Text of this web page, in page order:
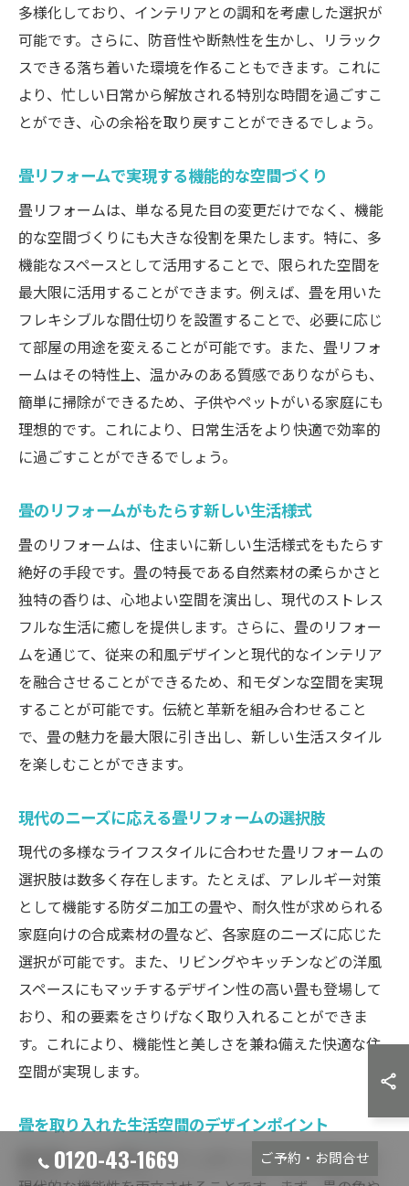
多様化しており、インテリアとの調和を考慮した選択が
可能です。さらに、防音性や断熱性を生かし、リラック
スできる落ち着いた環境を作ることもできます。これに
より、忙しい日常から解放される特別な時間を過ごすこ
とができ、心の余裕を取り戻すことができるでしょう。
畳リフォームで実現する機能的な空間づくり
畳リフォームは、単なる見た目の変更だけでなく、機能
的な空間づくりにも大きな役割を果たします。特に、多
機能なスペースとして活用することで、限られた空間を
最大限に活用することができます。例えば、畳を用いた
フレキシブルな間仕切りを設置することで、必要に応じ
て部屋の用途を変えることが可能です。また、畳リフォ
ームはその特性上、温かみのある質感でありながらも、
簡単に掃除ができるため、子供やペットがいる家庭にも
理想的です。これにより、日常生活をより快適で効率的
に過ごすことができるでしょう。
畳のリフォームがもたらす新しい生活様式
畳のリフォームは、住まいに新しい生活様式をもたらす
絶好の手段です。畳の特長である自然素材の柔らかさと
独特の香りは、心地よい空間を演出し、現代のストレス
フルな生活に癒しを提供します。さらに、畳のリフォー
ムを通じて、従来の和風デザインと現代的なインテリア
を融合させることができるため、和モダンな空間を実現
することが可能です。伝統と革新を組み合わせること
で、畳の魅力を最大限に引き出し、新しい生活スタイル
を楽しむことができます。
現代のニーズに応える畳リフォームの選択肢
現代の多様なライフスタイルに合わせた畳リフォームの
選択肢は数多く存在します。たとえば、アレルギー対策
として機能する防ダニ加工の畳や、耐久性が求められる
家庭向けの合成素材の畳など、各家庭のニーズに応じた
選択が可能です。また、リビングやキッチンなどの洋風
スペースにもマッチするデザイン性の高い畳も登場して
おり、和の要素をさりげなく取り入れることができま
す。これにより、機能性と美しさを兼ね備えた快適な住
空間が実現します。
畳を取り入れた生活空間のデザインポイント
畳を取り入れる際のデザインポイントは、和の美しさと
0120-43-1669 ご予約・お問合せ